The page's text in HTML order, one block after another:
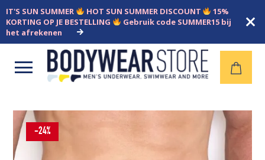
IT'S SUN SUMMER HOT SUN SUMMER DISCOUNT
15%
KORTING OP JE BESTELLING
Gebruik code SUMMER15 bij
het afrekenen
Open
-24%